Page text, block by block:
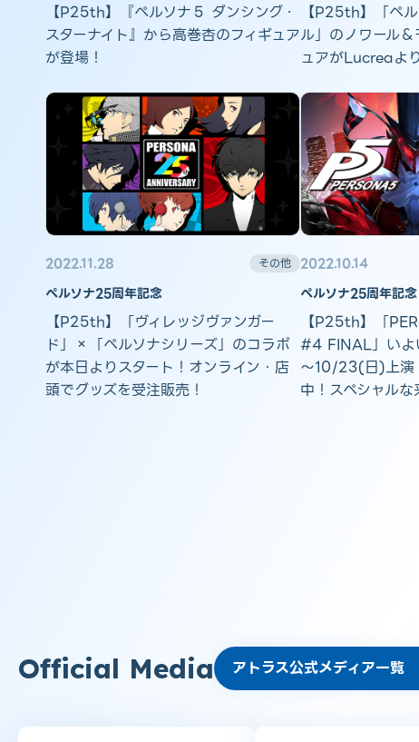
【P25th】『ペルソナ５ ダンシング・
スターナイト』から高巻杏のフィギュア
が登場！
【P25th】「ペ
ル」のノワール
ュアがLucreaよ
2022.11.28 その他
ペルソナ25周年記念
【P25th】「ヴィレッジヴァンガー
ド」×「ペルソナシリーズ」のコラボ
が本日よりスタート！オンライン・店
頭でグッズを受注販売！
2022.10.14
ペルソナ25周年記念
【P25th】「
#4 FINAL」い
～10/23(日)上演
中！スペシャルな
Official Media アトラス公式メディア一覧